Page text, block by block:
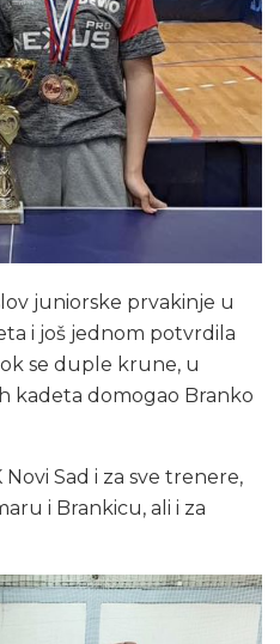
juniorske prvakinje u
i još jednom potvrdila
se duple krune, u
kadeta domogao Branko
Sad i za sve trenere,
i Brankicu, ali i za